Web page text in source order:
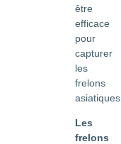
être
efficace
pour
capturer
les
frelons
asiatiques.
Les
frelons